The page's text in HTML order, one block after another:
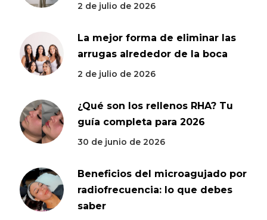
2 de julio de 2026
La mejor forma de eliminar las
arrugas alrededor de la boca
2 de julio de 2026
¿Qué son los rellenos RHA? Tu
guía completa para 2026
30 de junio de 2026
Beneficios del microagujado por
radiofrecuencia: lo que debes
saber